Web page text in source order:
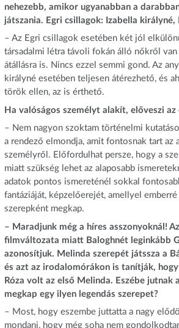
nehezebb, amikor ugyanabban a
játszania. Egri csillagok: Izabella királyné,
– Az Egri csillagok esetében két jól
társadalmi létra távoli fokán álló nőkről van
átállásra is. Nincs ezzel semmi gond. Az
királyné esetében teljesen átérezhető, és
török ellen, az is érthető.
Ha valóságos személyt alakít, előveszi
– Nem nagyon szoktam történelmi
a rendező elmondja, amit fontosnak tart az
személyről. Előfordulhat persze, hogy a
miatt szükség lehet az alaposabb
adatok pontos ismereténél sokkal
fantáziáját, képzelőerejét, amellyel
szerepként megkap.
– Maradjunk még a híres asszonyoknál! Az
filmváltozata miatt Baloghnét leginkább
azonosítjuk. Melinda szerepét játssza a
és azt az irodalomórákon is tanítják,
Róza volt az első Melinda. Eszébe jutnak
megkap egy ilyen legendás szerepet?
– Most, hogy eszembe juttatta a nagy
mondani, hogy még soha nem